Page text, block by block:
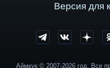
Версия для
Аймкук © 2007-2026 год. Все